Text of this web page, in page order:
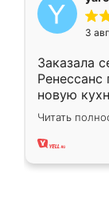
3
Заказала
Ренессанс
новую
вполне
два года,
Читать